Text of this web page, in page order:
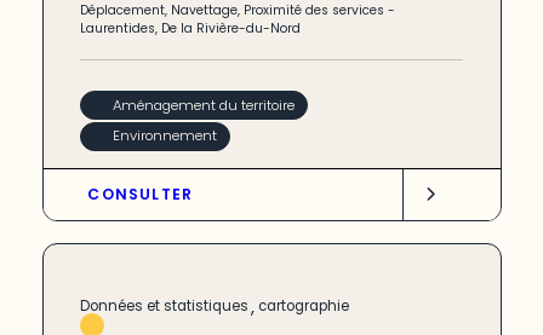
Déplacement, Navettage, Proximité des services -
Laurentides, De la Rivière-du-Nord
Aménagement du territoire
Environnement
CONSULTER
Données et statistiques, cartographie